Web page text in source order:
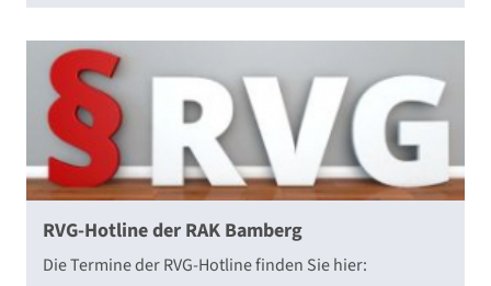
RVG-Hotline der RAK Bamberg
Die Termine der RVG-Hotline finden Sie hier: